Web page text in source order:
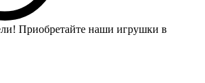
Приобретайте наши игрушки в